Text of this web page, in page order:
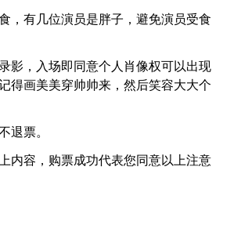
，有几位演员是胖子，避免演员受食
影，入场即同意个人肖像权可以出现
得画美美穿帅帅来，然后笑容大大个
退票。
内容，购票成功代表您同意以上注意